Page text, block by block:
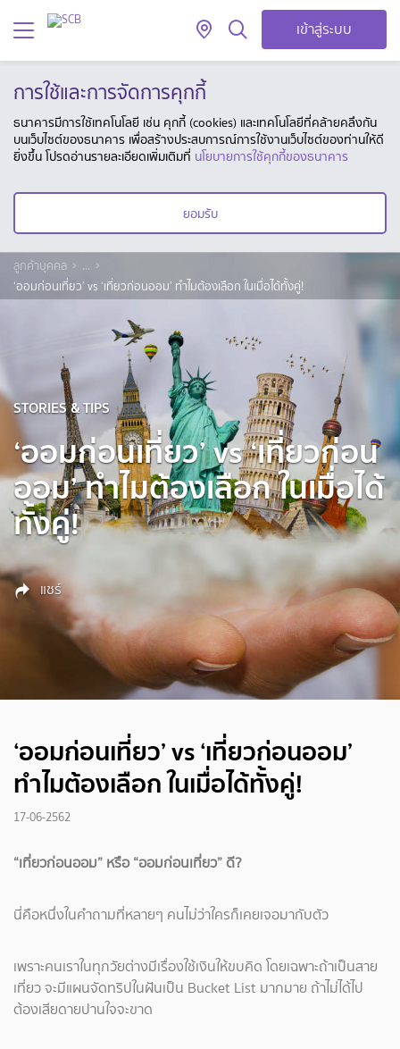
เข้าสู่ระบบ
การใช้และการจัดการคุกกี้
ธนาคารมีการใช้เทคโนโลยี เช่น คุกกี้ (cookies) และเทคโนโลยีที่คล้ายคลึงกัน
บนเว็บไซต์ของธนาคาร เพื่อสร้างประสบการณ์การใช้งานเว็บไซต์ของท่านให้ดี
ยิ่งขึ้น โปรดอ่านรายละเอียดเพิ่มเติมที่ นโยบายการใช้คุกกี้ของธนาคาร
ยอมรับ
ลูกค้าบุคคล
...
‘ออมก่อนเที่ยว’ vs ‘เที่ยวก่อนออม’ ทำไมต้องเลือก ในเมื่อได้ทั้งคู่!
STORIES & TIPS
‘ออมก่อนเที่ยว’ vs ‘เที่ยวก่อน
ออม’ ทำไมต้องเลือก ในเมื่อได้
ทั้งคู่!
แชร์
‘ออมก่อนเที่ยว’ vs ‘เที่ยวก่อนออม’
ทำไมต้องเลือก ในเมื่อได้ทั้งคู่!
17-06-2562
“เที่ยวก่อนออม” หรือ “ออมก่อนเที่ยว” ดี?
นี่คือหนึ่งในคำถามที่หลายๆ คนไม่ว่าใครก็เคยเจอมากับตัว
เพราะคนเราในทุกวัยต่างมีเรื่องใช้เงินให้ขบคิด โดยเฉพาะถ้าเป็นสาย
เที่ยว จะมีแผนจัดทริปในฝันเป็น Bucket List มากมาย ถ้าไม่ได้ไป
ต้องเสียดายปานใจจะขาด